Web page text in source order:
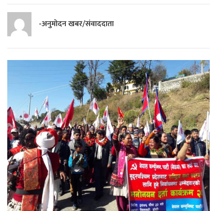
-अनुमोदन खबर/संवाददाता